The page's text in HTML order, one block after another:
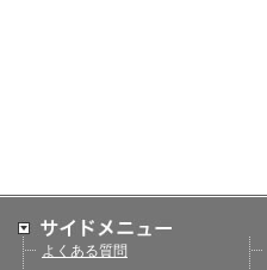
よくある質問